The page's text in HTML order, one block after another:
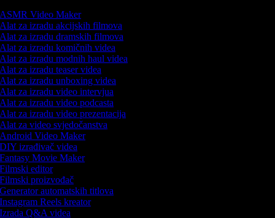
Video Maker
za izradu akcijskih filmova
za izradu dramskih filmova
za izradu komičnih videa
za izradu modnih haul videa
za izradu teaser videa
za izradu unboxing videa
za izradu video intervjua
za izradu video podcasta
za izradu video prezentacija
za video svjedočanstva
Video Maker
izrađivač videa
Movie Maker
editor
proizvođač
automatskih titlova
Reels kreator
Q&A videa